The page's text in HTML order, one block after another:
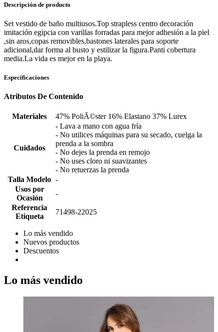
Descripción de producto
Set vestido de baño multiusos.Top strapless centro decoración
imitación egipcia con varillas forradas para mejor adhesión a la piel
,sin aros,copas removibles,bastones laterales para soporte
adicional,dar forma al busto y estilizar la figura.Panti cobertura
media.La vida es mejor en la playa.
Especificaciones
Atributos De Contenido
Materiales 47% PoliÃ©ster 16% Elastano 37% Lurex
Cuidados
- Lava a mano con agua fría
- No utilices máquinas para su secado, cuelga la
prenda a la sombra
- No dejes la prenda en remojo
- No uses cloro ni suavizantes
- No retuerzas la prenda
Talla Modelo -
Usos por
Ocasión
-
Referencia
Etiqueta
71498-22025
Lo más vendido
Nuevos productos
Descuentos
Lo más vendido